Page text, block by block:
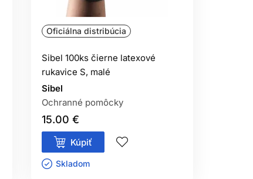
Oficiálna distribúcia
Sibel 100ks čierne latexové
rukavice S, malé
Sibel
Ochranné pomôcky
15.00 €
Kúpiť
Skladom ㅤ